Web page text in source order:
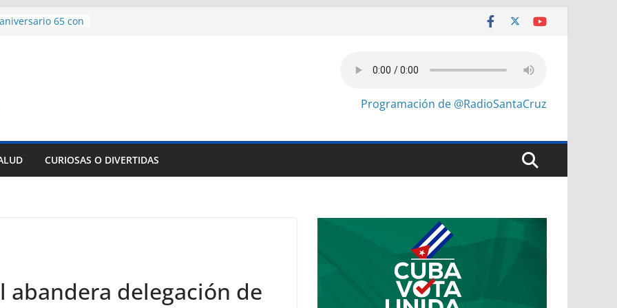
con martillo
contra Irán le
su propio
en
parcial en
la movilidad
Programación de @RadioSantaCruz
CURIOSAS O DIVERTIDAS
abandera delegación de